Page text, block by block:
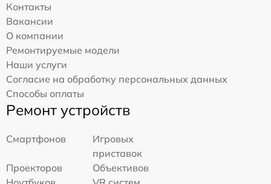
Контакты
Вакансии
О компании
Ремонтируемые модели
Наши услуги
Согласие на обработку персональных данных
Способы оплаты
Ремонт устройств
Смартфонов
Игровых
приставок
Проекторов
Объективов